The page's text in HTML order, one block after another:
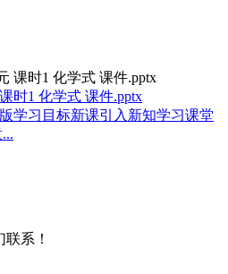
时1 化学式 课件.pptx
学习目标新课引入新知学习课堂
系！